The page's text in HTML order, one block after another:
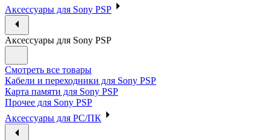
Аксессуары для Sony PSP
Аксессуары для Sony PSP
Смотреть все товары
Кабели и переходники для Sony PSP
Карта памяти для Sony PSP
Прочее для Sony PSP
Аксессуары для PC/ПК